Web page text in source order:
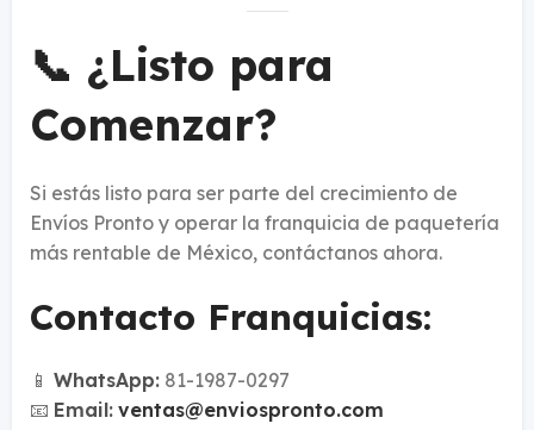
📞 ¿Listo para
Comenzar?
Si estás listo para ser parte del crecimiento de
Envíos Pronto y operar la franquicia de paquetería
más rentable de México, contáctanos ahora.
Contacto Franquicias:
📱 WhatsApp: 81-1987-0297
📧 Email: ventas@enviospronto.com